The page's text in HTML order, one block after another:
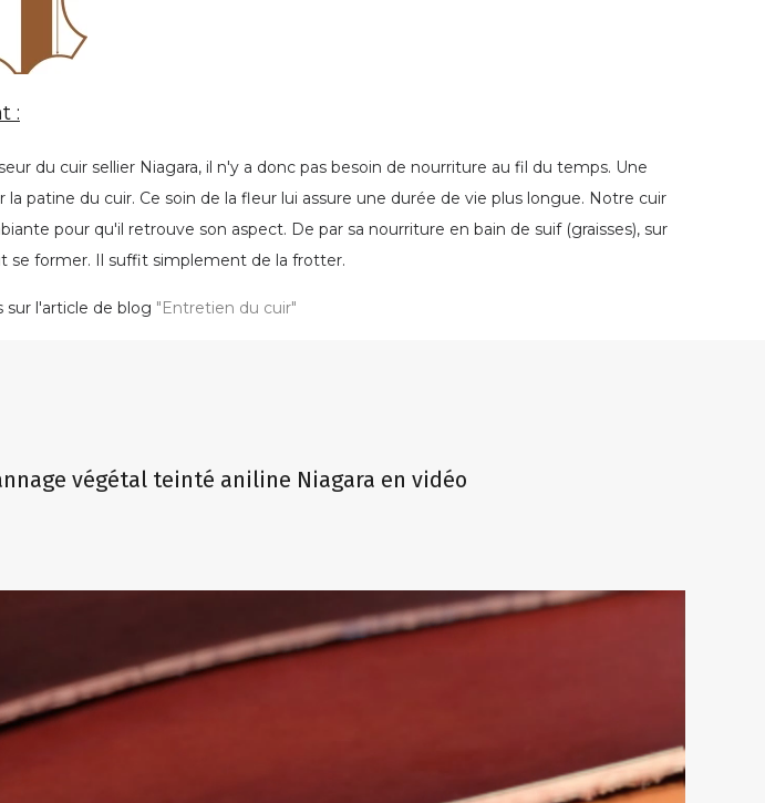
:
du cuir sellier Niagara, il n'y a donc pas besoin de nourriture au fil du temps. Une
patine du cuir. Ce soin de la fleur lui assure une durée de vie plus longue. Notre cuir
pour qu'il retrouve son aspect. De par sa nourriture en bain de suif (graisses), sur
se former. Il suffit simplement de la frotter.
l'article de blog "Entretien du cuir"
végétal teinté aniline Niagara en vidéo